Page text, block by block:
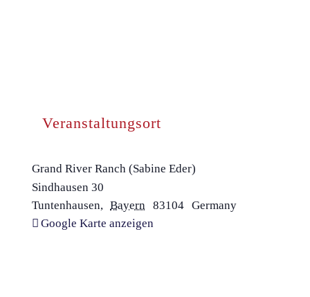
Veranstaltungsort
Grand River Ranch (Sabine Eder)
Sindhausen 30
Tuntenhausen, Bayern 83104 Germany
Google Karte anzeigen